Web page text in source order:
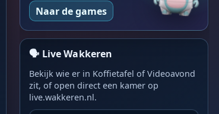
Naar de games
🗣️ Live Wakkeren
Bekijk wie er in Koffietafel of Videoavond
zit, of open direct een kamer op
live.wakkeren.nl.